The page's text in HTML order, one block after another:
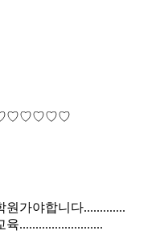
♡♡♡♡♡♡♡
가야합니다.............
..........................